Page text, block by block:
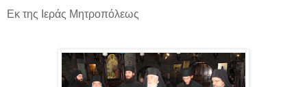
Εκ της Ιεράς Μητροπόλεως